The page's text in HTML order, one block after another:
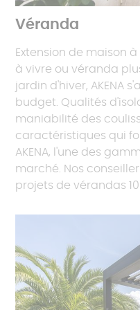
Véranda
Extension de maison
à vivre ou véranda
jardin d'hiver, AKENA
budget. Qualités
maniabilité des
caractéristiques qui
AKENA, l'une des
marché. Nos
projets de vérandas